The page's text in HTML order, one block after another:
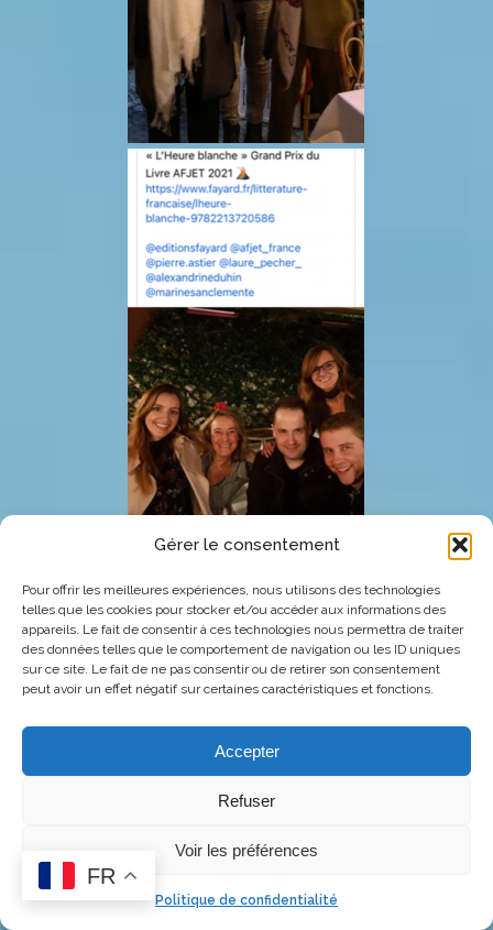
Gérer le consentement
Pour offrir les meilleures expériences, nous utilisons des technologies
telles que les cookies pour stocker et/ou accéder aux informations des
appareils. Le fait de consentir à ces technologies nous permettra de traiter
des données telles que le comportement de navigation ou les ID uniques
sur ce site. Le fait de ne pas consentir ou de retirer son consentement
peut avoir un effet négatif sur certaines caractéristiques et fonctions.
Accepter
Refuser
Voir les préférences
Politique de confidentialité
FR